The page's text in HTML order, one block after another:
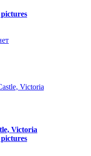
Victoria